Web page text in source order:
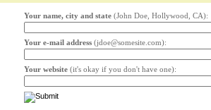
Your name, city and state (John Doe, Hollywood, CA):
Your e-mail address (jdoe@somesite.com):
Your website (it's okay if you don't have one):